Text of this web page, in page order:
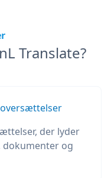
Translate?
der lyder
dokumenter og